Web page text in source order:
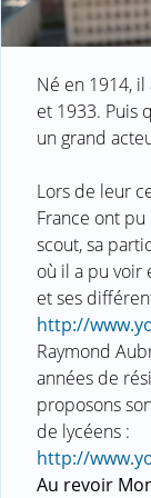
Né en 1914,
et 1933. Puis
un grand
Lors de leur
France ont
scout, sa
où il a pu voir
et ses
http://
Raymond
années de
proposons
de lycéens :
http://
Au revoir